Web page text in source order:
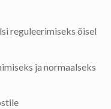
reguleerimiseks öisel
ja normaalseks